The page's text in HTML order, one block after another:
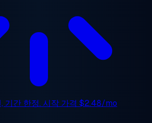
기간 한정. 시작 가격 $2.48/mo